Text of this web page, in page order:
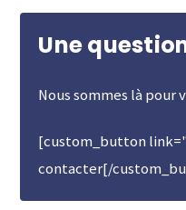
Une
Nous sommes là pour
[custom_button
contacter[/